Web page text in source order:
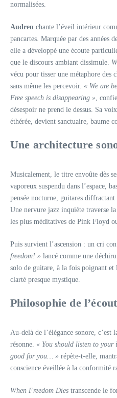
normalisées.
Audren chante l’éveil intérieur
pancartes. Marquée par des années
elle a développé une écoute
que le discours ambiant dissimule.
vécu pour tisser une métaphore des
sans même les percevoir. « We are
Free speech is disappearing »,
désespoir ne prend le dessus. Sa
éthérée, devient sanctuaire, baume
Une architecture
Musicalement, le titre envoûte dès
vaporeux suspendu dans l’espace,
pensée nocturne, guitares
Une nervure jazz inquiète traverse
les plus méditatives de Pink Floyd
Puis survient l’ascension : un cri
freedom! » lancé comme une
solo de guitare, à la fois poignant et
clarté presque mystique.
Philosophie de
Au-delà de l’élégance sonore,
résonne. « You should listen to your
good for you… » répète-t-elle,
conscience éveillée à la conformité
When Freedom Dies transcende le